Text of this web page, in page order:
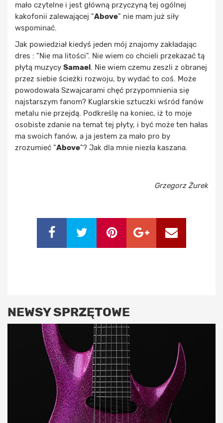
mało czytelne i jest główną przyczyną tej ogólnej
kakofonii zalewającej "Above" nie mam już siły
wspominać.
Jak powiedział kiedyś jeden mój znajomy zakładając
dres : "Nie ma litości". Nie wiem co chcieli przekazać tą
płytą muzycy Samael. Nie wiem czemu zeszli z obranej
przez siebie ścieżki rozwoju, by wydać to coś. Może
powodowała Szwajcarami chęć przypomnienia się
najstarszym fanom? Kuglarskie sztuczki wśród fanów
metalu nie przejdą. Podkreślę na koniec, iż to moje
osobiste zdanie na temat tej płyty, i być może ten hałas
ma swoich fanów, a ja jestem za mało pro by
zrozumieć "Above"? Jak dla mnie niezła kaszana.
Grzegorz Żurek
NEWSY SPRZĘTOWE